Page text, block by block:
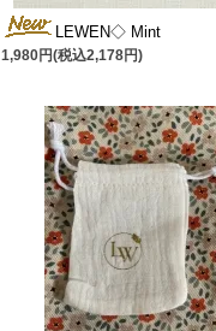
LEWEN◇ Mint
1,980円(税込2,178円)